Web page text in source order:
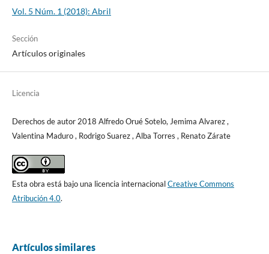
Vol. 5 Núm. 1 (2018): Abril
Sección
Artículos originales
Licencia
Derechos de autor 2018 Alfredo Orué Sotelo, Jemima Alvarez ,
Valentina Maduro , Rodrigo Suarez , Alba Torres , Renato Zárate
Esta obra está bajo una licencia internacionalCreative Commons
Atribución 4.0.
Artículos similares